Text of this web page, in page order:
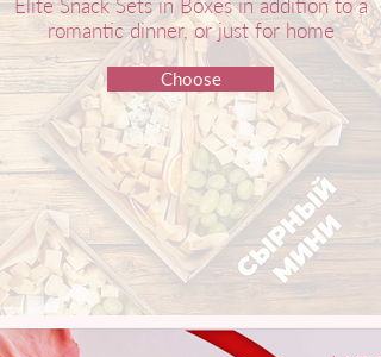
Elite Snack Sets in Boxes in addition to a
romantic dinner, or just for home
Choose